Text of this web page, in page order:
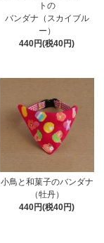
トの
バンダナ（スカイブル
ー）
440円(税40円)
小鳥と和菓子のバンダナ
（牡丹）
440円(税40円)